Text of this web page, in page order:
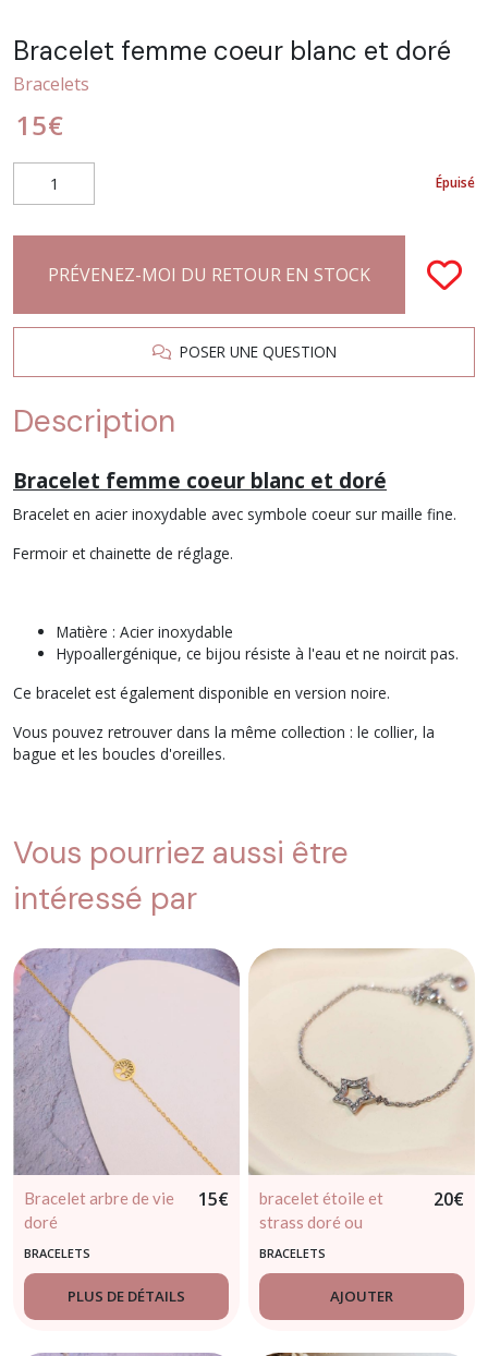
Bracelet femme coeur blanc et doré
Bracelets
15€
Épuisé
PRÉVENEZ-MOI DU RETOUR EN STOCK
POSER UNE QUESTION
Description
Bracelet femme coeur blanc et doré
Bracelet en acier inoxydable avec symbole coeur sur maille fine.
Fermoir et chainette de réglage.
Matière : Acier inoxydable
Hypoallergénique, ce bijou résiste à l'eau et ne noircit pas.
Ce bracelet est également disponible en version noire.
Vous pouvez retrouver dans la même collection : le collier, la
bague et les boucles d'oreilles.
Vous pourriez aussi être
intéressé par
Bracelet arbre de vie
doré
15€
BRACELETS
PLUS DE DÉTAILS
bracelet étoile et
strass doré ou
argenté
20€
BRACELETS
AJOUTER